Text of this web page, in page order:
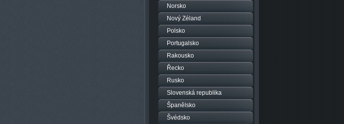
Norsko
Nový Zéland
Polsko
Portugalsko
Rakousko
Řecko
Rusko
Slovenská republika
Španělsko
Švédsko